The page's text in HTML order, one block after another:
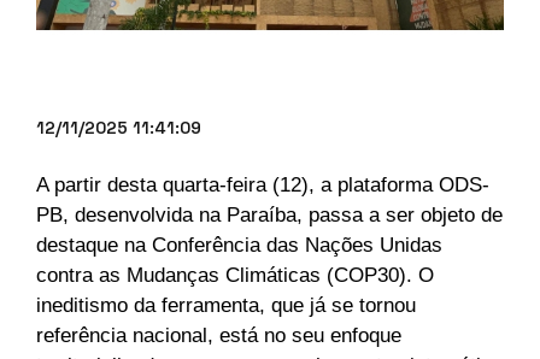
12/11/2025 11:41:09
A partir desta quarta-feira (12), a plataforma ODS-
PB, desenvolvida na Paraíba, passa a ser objeto de
destaque na Conferência das Nações Unidas
contra as Mudanças Climáticas (COP30). O
ineditismo da ferramenta, que já se tornou
referência nacional, está no seu enfoque